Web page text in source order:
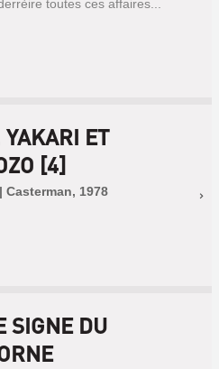
toutes ces affaires...
ET
[4]
Casterman, 1978
SIGNE DU